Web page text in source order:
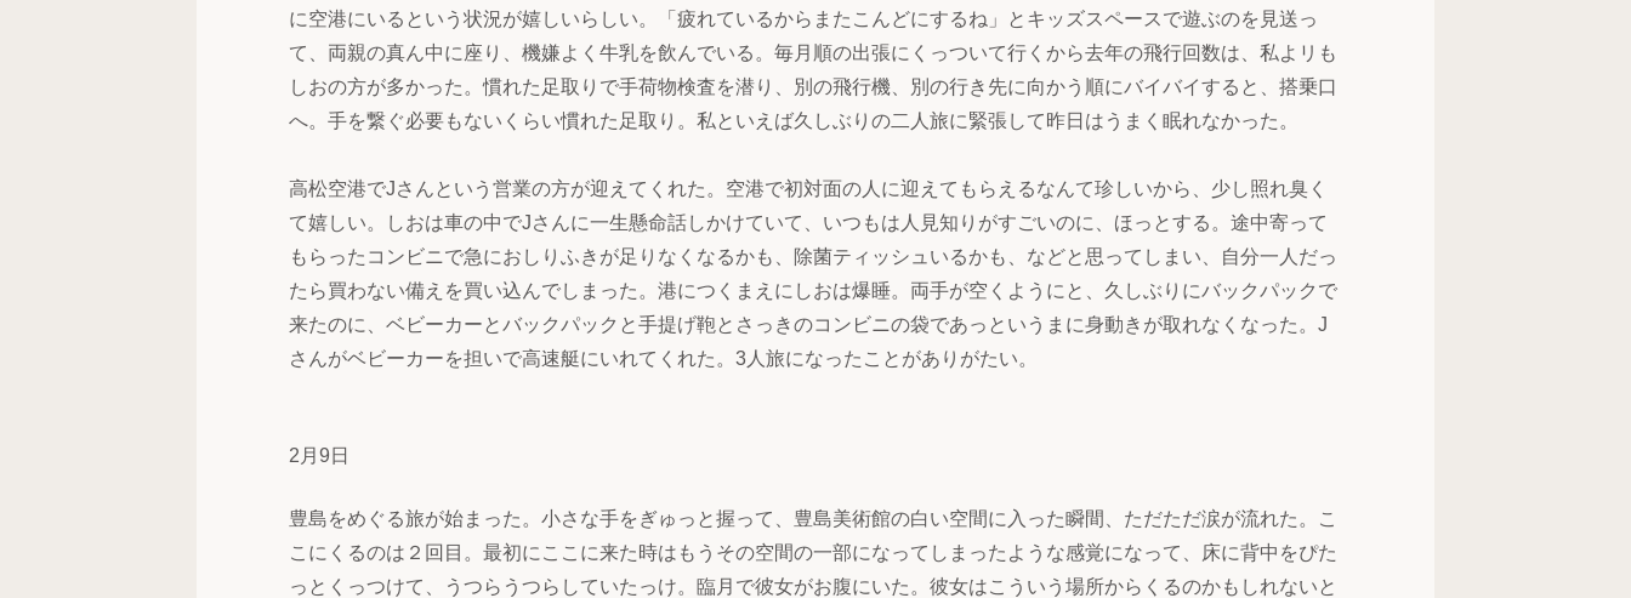
に空港にいるという状況が嬉しいらしい。「疲れているからまたこんどにするね」とキッズスペースで遊ぶのを見送っ
て、両親の真ん中に座り、機嫌よく牛乳を飲んでいる。毎月順の出張にくっついて行くから去年の飛行回数は、私よリも
しおの方が多かった。慣れた足取りで手荷物検査を潜り、別の飛行機、別の行き先に向かう順にバイバイすると、搭乗口
へ。手を繋ぐ必要もないくらい慣れた足取り。私といえば久しぶりの二人旅に緊張して昨日はうまく眠れなかった。
高松空港でJさんという営業の方が迎えてくれた。空港で初対面の人に迎えてもらえるなんて珍しいから、少し照れ臭く
て嬉しい。しおは車の中でJさんに一生懸命話しかけていて、いつもは人見知りがすごいのに、ほっとする。途中寄って
もらったコンビニで急におしりふきが足りなくなるかも、除菌ティッシュいるかも、などと思ってしまい、自分一人だっ
たら買わない備えを買い込んでしまった。港につくまえにしおは爆睡。両手が空くようにと、久しぶりにバックパックで
来たのに、ベビーカーとバックパックと手提げ鞄とさっきのコンビニの袋であっというまに身動きが取れなくなった。J
さんがベビーカーを担いで高速艇にいれてくれた。3人旅になったことがありがたい。
2月9日
豊島をめぐる旅が始まった。小さな手をぎゅっと握って、豊島美術館の白い空間に入った瞬間、ただただ涙が流れた。こ
こにくるのは２回目。最初にここに来た時はもうその空間の一部になってしまったような感覚になって、床に背中をぴた
っとくっつけて、うつらうつらしていたっけ。臨月で彼女がお腹にいた。彼女はこういう場所からくるのかもしれないと